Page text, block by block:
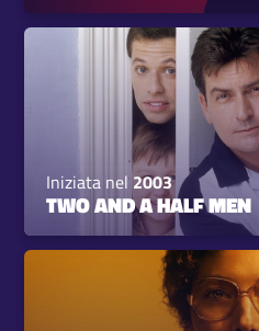
Iniziata nel 2003
TWO AND A HALF MEN